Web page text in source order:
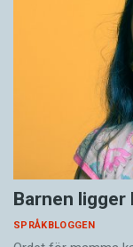
Barnen ligger
SPRÅKBLOGGEN